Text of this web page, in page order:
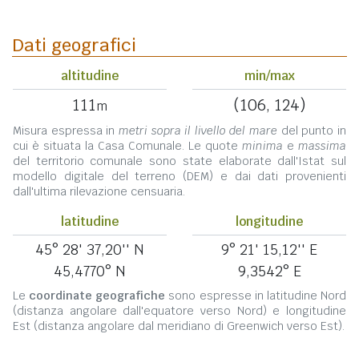
Dati geografici
altitudine
111m
min/max
(106, 124)
Misura espressa in metri sopra il livello del mare del punto in
cui è situata la Casa Comunale. Le quote minima e massima
del territorio comunale sono state elaborate dall'Istat sul
modello digitale del terreno (DEM) e dai dati provenienti
dall'ultima rilevazione censuaria.
latitudine
45° 28' 37,20'' N
45,4770° N
longitudine
9° 21' 15,12'' E
9,3542° E
Le coordinate geografiche sono espresse in latitudine Nord
(distanza angolare dall'equatore verso Nord) e longitudine
Est (distanza angolare dal meridiano di Greenwich verso Est).